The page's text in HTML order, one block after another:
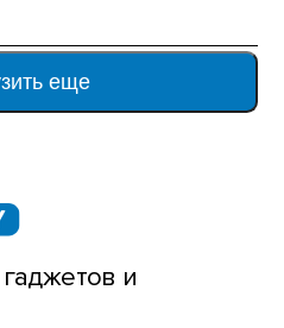
еще
и